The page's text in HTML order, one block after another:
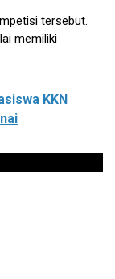
tersebut.
memiliki
KKN